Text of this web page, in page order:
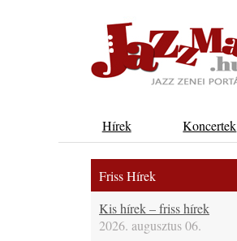
Hírek Koncertek
Friss Hírek
Kis hírek – friss hírek
2026. augusztus 06.